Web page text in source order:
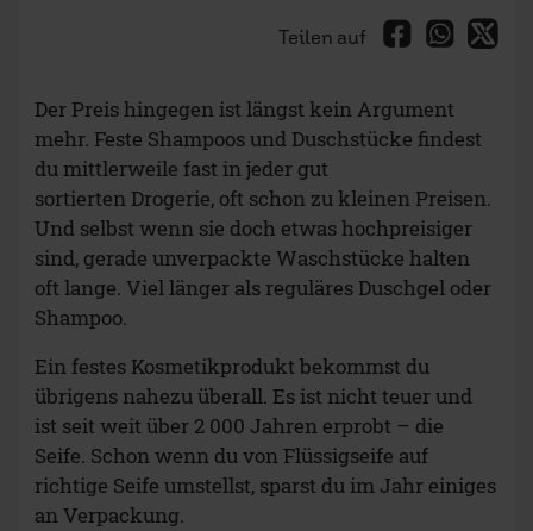
Teilen auf
Der Preis hingegen ist längst kein Argument
mehr. Feste Shampoos und Duschstücke findest
du mittlerweile fast in jeder gut
sortierten Drogerie, oft schon zu kleinen Preisen.
Und selbst wenn sie doch etwas hochpreisiger
sind, gerade unverpackte Waschstücke halten
oft lange. Viel länger als reguläres Duschgel oder
Shampoo.
Ein festes Kosmetikprodukt bekommst du
übrigens nahezu überall. Es ist nicht teuer und
ist seit weit über 2 000 Jahren erprobt – die
Seife. Schon wenn du von Flüssigseife auf
richtige Seife umstellst, sparst du im Jahr einiges
an Verpackung.